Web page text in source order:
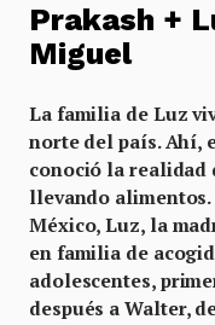
Prakash +
Miguel
La familia de Luz
norte del país. Ahí,
conoció la realidad
llevando alimentos.
México, Luz, la
en familia de
adolescentes,
después a Walter,